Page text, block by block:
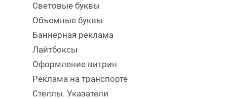
Световые буквы
Объемные буквы
Баннерная реклама
Лайтбоксы
Оформление витрин
Реклама на транспорте
Стеллы. Указатели